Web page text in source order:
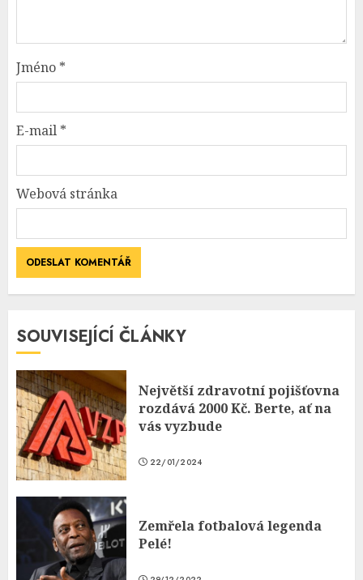
Jméno *
E-mail *
Webová stránka
SOUVISEJÍCÍ ČLÁNKY
Největší zdravotní pojišťovna
rozdává 2000 Kč. Berte, ať na
vás vyzbude
22/01/2024
Zemřela fotbalová legenda
Pelé!